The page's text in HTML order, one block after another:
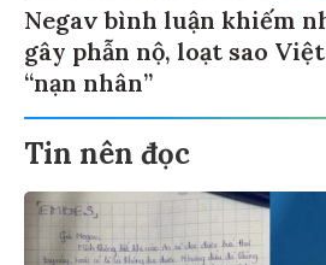
Negav bình luận khiếm
gây phẫn nộ, loạt sao
“nạn nhân”
Tin nên đọc